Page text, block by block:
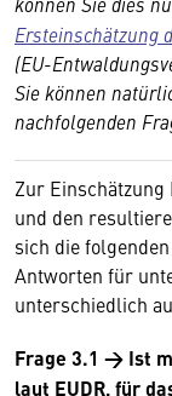
Ersteinschätzung
(EU-
Sie können
nachfolgenden
Zur
und den
sich die
Antworten für
unterschiedlich
Frage 3.1 → Ist
laut EUDR, für